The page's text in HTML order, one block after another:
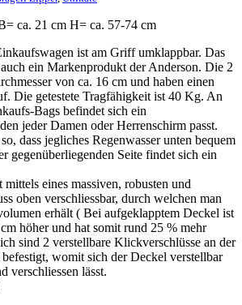
ca. 21 cm H= ca. 57-74 cm
ist am Griff umklappbar. Das
ein Markenprodukt der Anderson. Die 2
von ca. 16 cm und haben einen
Die getestete Tragfähigkeit ist 40 Kg. An
Bags befindet sich ein
jeder Damen oder Herrenschirm passt.
dass jegliches Regenwasser unten bequem
gegenüberliegenden Seite findet sich ein
eines massiven, robusten und
oben verschliessbar, durch welchen man
erhält ( Bei aufgeklapptem Deckel ist
höher und hat somit rund 25 % mehr
sind 2 verstellbare Klickverschlüsse an der
womit sich der Deckel verstellbar
verschliessen lässt.